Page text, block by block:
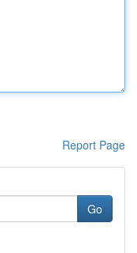
Report Page
Go